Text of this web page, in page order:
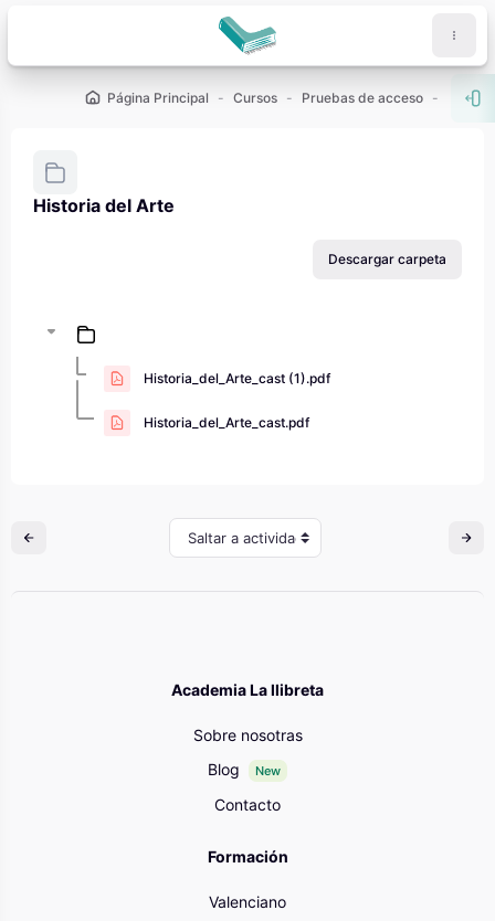
Página Principal Cursos Pruebas de acceso PAU -
Historia del Arte
Descargar carpeta
Historia_del_Arte_cast (1).pdf
Historia_del_Arte_cast.pdf
Saltar a actividad
Academia La llibreta
Sobre nosotras
Blog
New
Contacto
Formación
Valenciano